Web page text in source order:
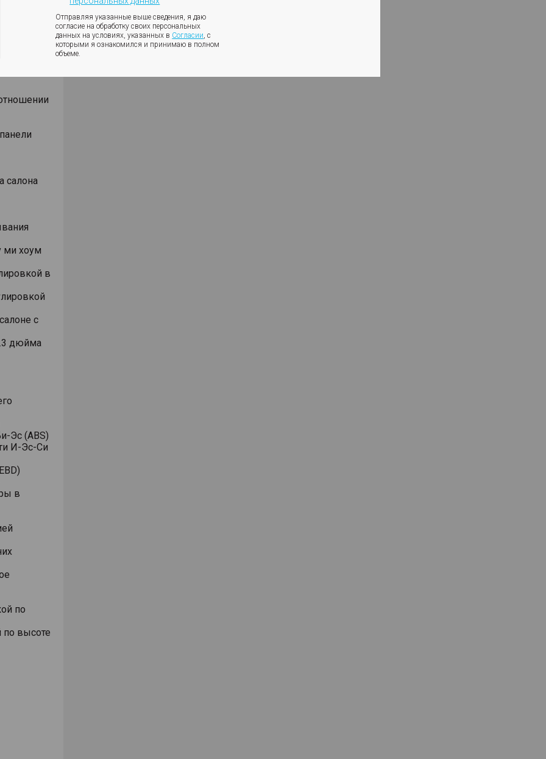
салона
ми хоум
в
с
дюйма
Эс (ABS)
И-Эс-Си
в
по
по высоте
Отправляя указанные выше сведения, я даю
согласие на обработку своих персональных
данных на условиях, указанных в Согласии, с
которыми я ознакомился и принимаю в полном
объеме.